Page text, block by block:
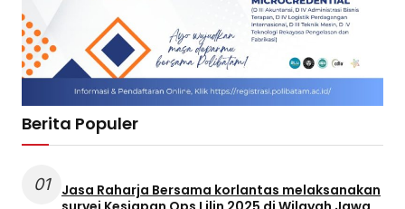
Berita Populer
01
Jasa Raharja Bersama korlantas melaksanakan